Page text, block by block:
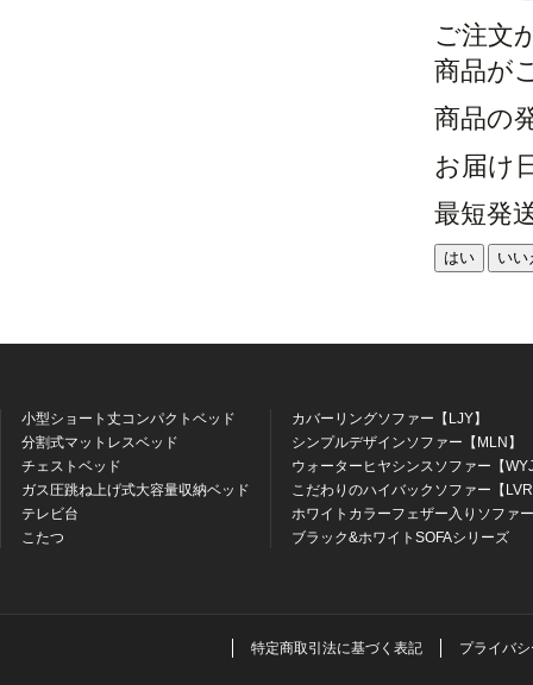
ご注文
商品が
商品の
お届け
最短発
はい いい
小型ショート丈コンパクトベッド
分割式マットレスベッド
チェストベッド
ガス圧跳ね上げ式大容量収納ベッド
テレビ台
こたつ
カバーリングソファー【LJY】
シンプルデザインソファー【MLN】
ウォーターヒヤシンスソファー【
こだわりのハイバックソファー【
ホワイトカラーフェザー入りソファ
ブラック&ホワイトSOFAシリーズ
特定商取引法に基づく表記 プライバ